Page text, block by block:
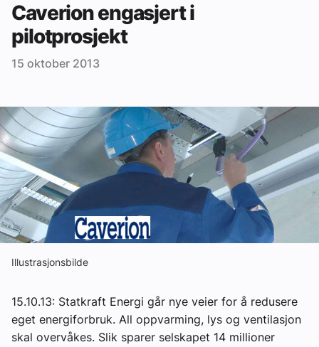
Ventilasjon
Varme og energi
Aktuelle prosjekter
Om VVS Aktuelt
Kontakt oss:
Abonner på fagbladet Byggfakta Nyheter
Annonsere i VVS Aktuelt
Tips oss
Caverion engasjert i
pilotprosjekt
15 oktober 2013
Illustrasjonsbilde
15.10.13: Statkraft Energi går nye veier for å redusere
eget energiforbruk. All oppvarming, lys og ventilasjon
skal overvåkes. Slik sparer selskapet 14 millioner